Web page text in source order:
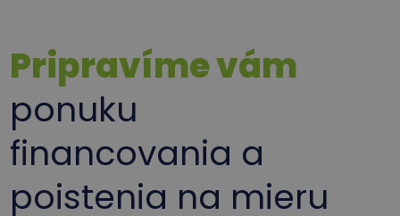
Pripravíme vám
ponuku
financovania a
poistenia na mieru